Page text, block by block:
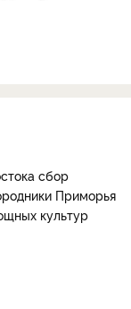
сбор
Приморья
культур